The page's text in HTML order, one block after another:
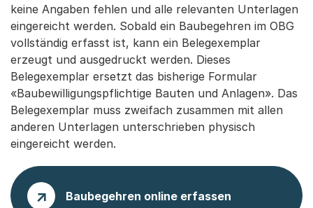
keine Angaben fehlen und alle relevanten Unterlagen
eingereicht werden. Sobald ein Baubegehren im OBG
vollständig erfasst ist, kann ein Belegexemplar
erzeugt und ausgedruckt werden. Dieses
Belegexemplar ersetzt das bisherige Formular
«Baubewilligungspflichtige Bauten und Anlagen». Das
Belegexemplar muss zweifach zusammen mit allen
anderen Unterlagen unterschrieben physisch
eingereicht werden.
Baubegehren online erfassen